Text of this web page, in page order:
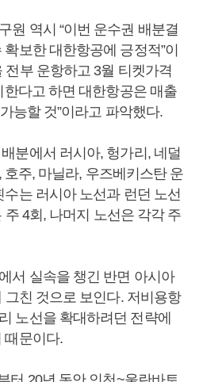
원 역시 “이번 운수권 배분결
보한 대한항공에 긍정적”이
전부 운항하고 3월 티켓가격
다고 하면 대한항공은 매출
능할 것”이라고 파악했다.
분에서 러시아, 헝가리, 네덜
호주, 마닐라, 우즈베키스탄 운
는 러시아 노선과 런던 노선
4회, 나머지 노선은 각각 주
서 실속을 챙긴 반면 아시아
그친 것으로 보인다. 저비용항
노선을 확대하려던 전략에
때문이다.